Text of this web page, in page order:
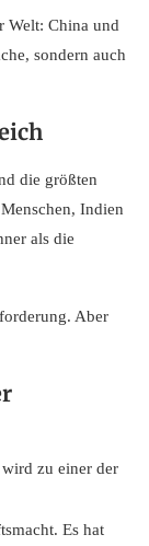
Welt: China und
sondern auch
die größten
Indien
als die
Aber
zu einer der
Es hat